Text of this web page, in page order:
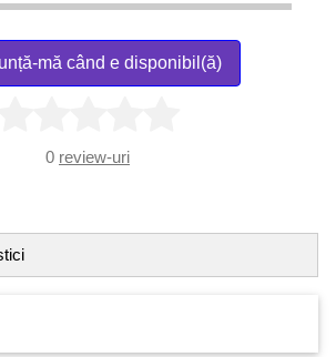
mă când e disponibil(ă)
0 review-uri